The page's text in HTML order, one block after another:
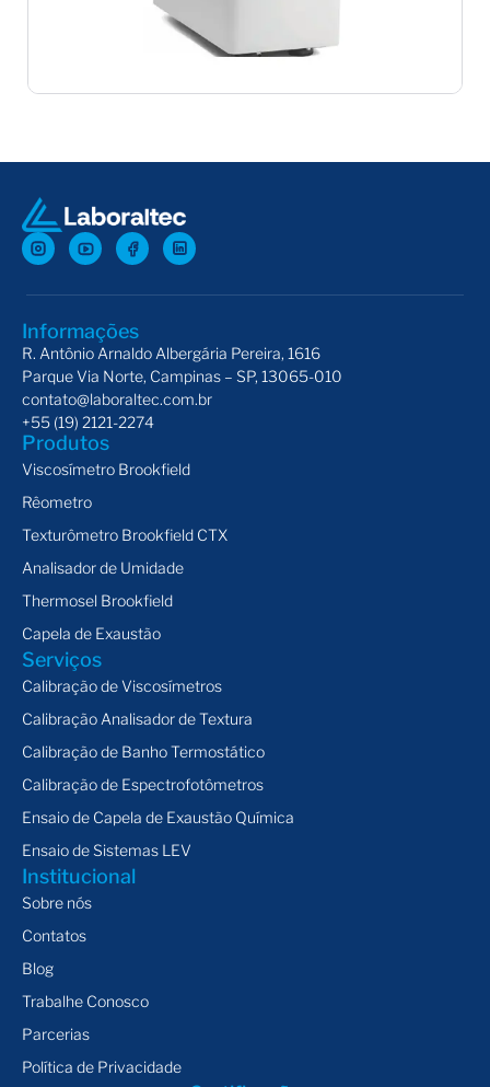
Informações
R. Antônio Arnaldo Albergária Pereira, 1616
Parque Via Norte, Campinas – SP, 13065-010
contato@laboraltec.com.br
+55 (19) 2121-2274
Produtos
Viscosímetro Brookfield
Rêometro
Texturômetro Brookfield CTX
Analisador de Umidade
Thermosel Brookfield
Capela de Exaustão
Serviços
Calibração de Viscosímetros
Calibração Analisador de Textura
Calibração de Banho Termostático
Calibração de Espectrofotômetros
Ensaio de Capela de Exaustão Química
Ensaio de Sistemas LEV
Institucional
Sobre nós
Contatos
Blog
Trabalhe Conosco
Parcerias
Política de Privacidade